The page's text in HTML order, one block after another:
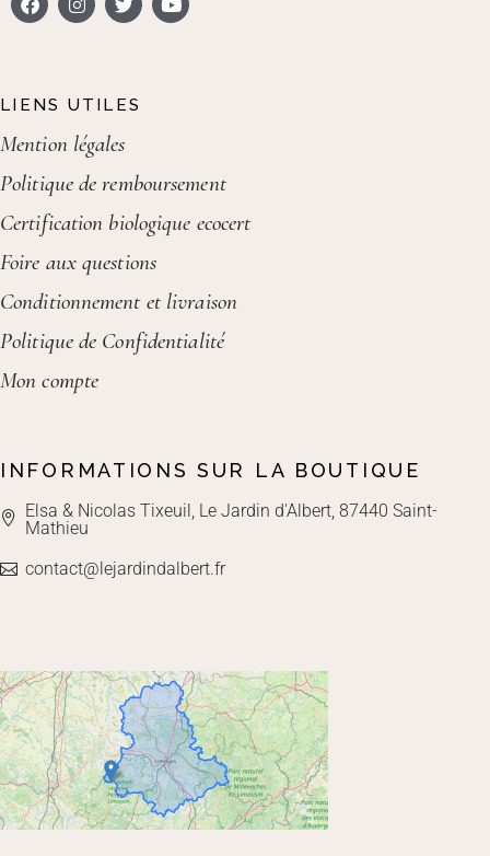
LIENS UTILES
Mention légales
Politique de remboursement
Certification biologique ecocert
Foire aux questions
Conditionnement et livraison
Politique de Confidentialité
Mon compte
INFORMATIONS SUR LA BOUTIQUE
Elsa & Nicolas Tixeuil, Le Jardin d'Albert, 87440 Saint-
Mathieu
contact@lejardindalbert.fr